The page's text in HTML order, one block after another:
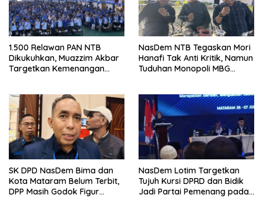
1.500 Relawan PAN NTB
Dikukuhkan, Muazzim Akbar
Targetkan Kemenangan
NasDem NTB Tegaskan Mori
Hanafi Tak Anti Kritik, Namun
Tuduhan Monopoli MBG
SK DPD NasDem Bima dan
Kota Mataram Belum Terbit,
DPP Masih Godok Figur
NasDem Lotim Targetkan
Tujuh Kursi DPRD dan Bidik
Jadi Partai Pemenang pada